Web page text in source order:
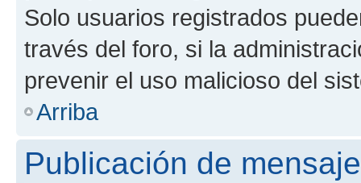
Solo usuarios registrados
través del foro, si la
prevenir el uso malicioso del
Arriba
Publicación de